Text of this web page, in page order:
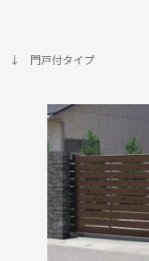
↓ 門戸付タイプ